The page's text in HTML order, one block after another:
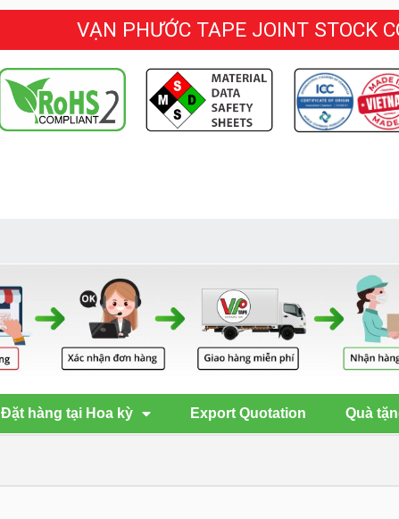
VẠN PHƯỚC TAPE JOINT STOCK
Đặt hàng tại Hoa kỳ Export Quotation Quà